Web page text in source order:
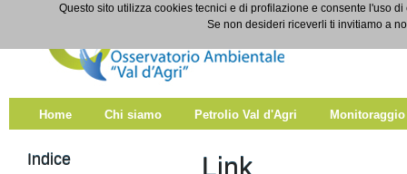
Salta al contenuto
Home Chi siamo Petrolio Val d'Agri Monitoraggio
Indice Link
Questo sito utilizza cookies tecnici e di profilazione e consente l'uso
Se non desideri riceverli ti invitiamo a